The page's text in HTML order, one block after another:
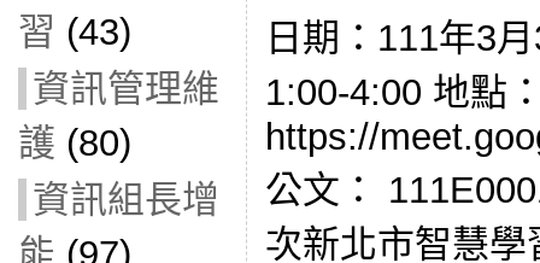
習 (43)
資訊管理維
護 (80)
資訊組長增
能 (97)
日期：111年3
1:00-4:00 地點
https://
公文：
次新北市智慧